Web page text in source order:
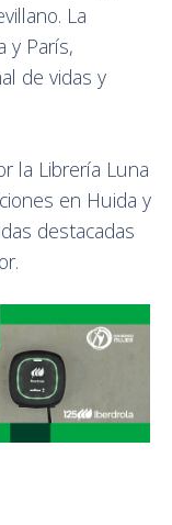
La
y París,
de vidas y
la Librería Luna
en Huida y
destacadas